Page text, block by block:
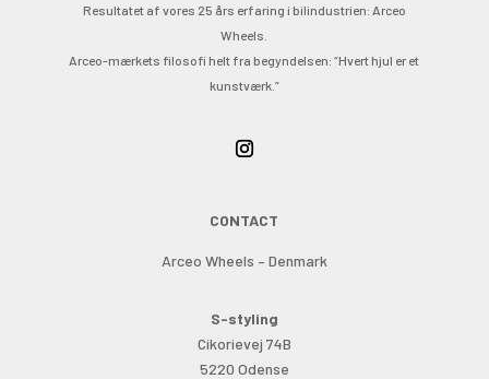
Resultatet af vores 25 års erfaring i bilindustrien: Arceo
Wheels.
Arceo-mærkets filosofi helt fra begyndelsen: “Hvert hjul er et
kunstværk.”
CONTACT
Arceo Wheels – Denmark
S-styling
Cikorievej 74B
5220 Odense